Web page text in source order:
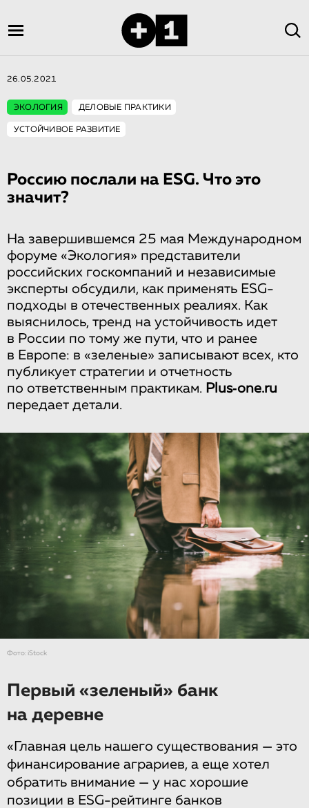
26.05.2021
ЭКОЛОГИЯ ДЕЛОВЫЕ ПРАКТИКИ
УСТОЙЧИВОЕ РАЗВИТИЕ
Россию послали на ESG. Что это
значит?
На завершившемся 25 мая Международном
форуме «Экология» представители
российских госкомпаний и независимые
эксперты обсудили, как применять ESG-
подходы в отечественных реалиях. Как
выяснилось, тренд на устойчивость идет
в России по тому же пути, что и ранее
в Европе: в «зеленые» записывают всех, кто
публикует стратегии и отчетность
по ответственным практикам. Plus‑one.ru
передает детали.
Фото: iStock
Первый «зеленый» банк
на деревне
«Главная цель нашего существования — это
финансирование аграриев, а еще хотел
обратить внимание — у нас хорошие
позиции в ESG-рейтинге банков